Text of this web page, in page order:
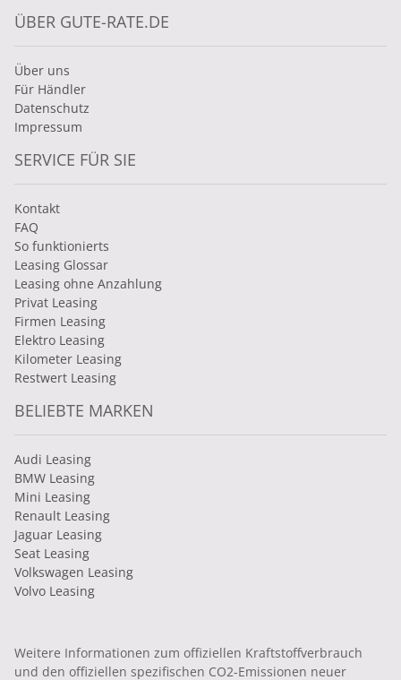
ÜBER GUTE-RATE.DE
Über uns
Für Händler
Datenschutz
Impressum
SERVICE FÜR SIE
Kontakt
FAQ
So funktionierts
Leasing Glossar
Leasing ohne Anzahlung
Privat Leasing
Firmen Leasing
Elektro Leasing
Kilometer Leasing
Restwert Leasing
BELIEBTE MARKEN
Audi Leasing
BMW Leasing
Mini Leasing
Renault Leasing
Jaguar Leasing
Seat Leasing
Volkswagen Leasing
Volvo Leasing
Weitere Informationen zum offiziellen Kraftstoffverbrauch
und den offiziellen spezifischen CO2-Emissionen neuer